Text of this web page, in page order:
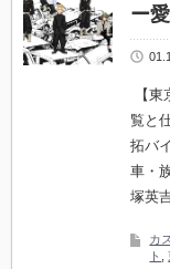
ー
【
覧と
拓バ
車・
塚英
カ
ト
,